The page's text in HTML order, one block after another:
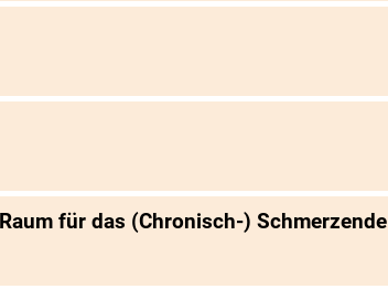
für das (Chronisch-) Schmerzende